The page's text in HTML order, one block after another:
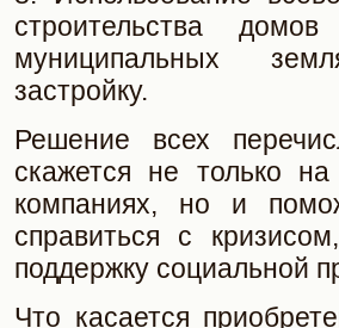
строительства
муниципальных
застройку.
Решение всех
скажется не только
компаниях, но и
справиться с
поддержку социальной
Что касается